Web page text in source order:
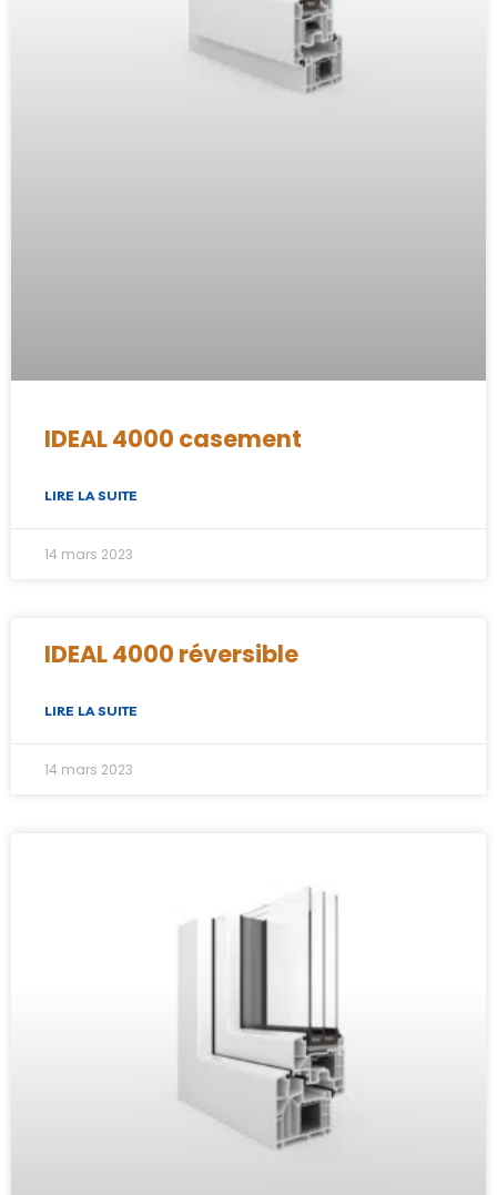
IDEAL 4000 casement
LIRE LA SUITE
14 mars 2023
IDEAL 4000 réversible
LIRE LA SUITE
14 mars 2023